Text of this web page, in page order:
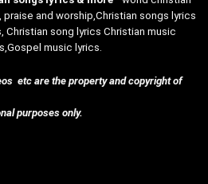
and worship,Christian songs lyrics
Christian song lyrics Christian music
music lyrics.
etc are the property and copyright of
purposes only.